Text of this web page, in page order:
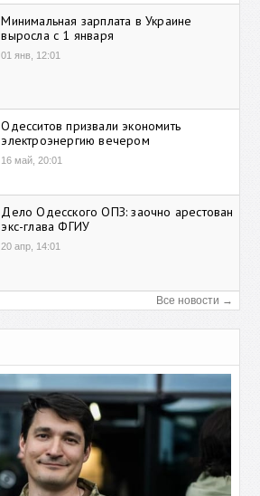
Минимальная зарплата в Украине
выросла с 1 января
01 янв, 12:01
Одесситов призвали экономить
электроэнергию вечером
16 май, 20:01
Дело Одесского ОПЗ: заочно арестован
экс-глава ФГИУ
20 апр, 14:01
Все новости →